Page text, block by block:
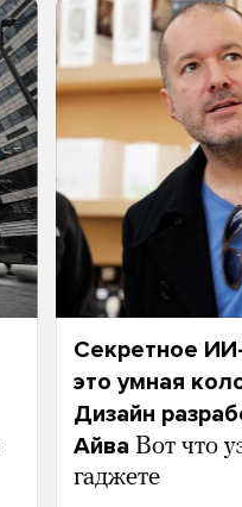
Секретное
это умная
Дизайн
Айва Вот что
гаджете